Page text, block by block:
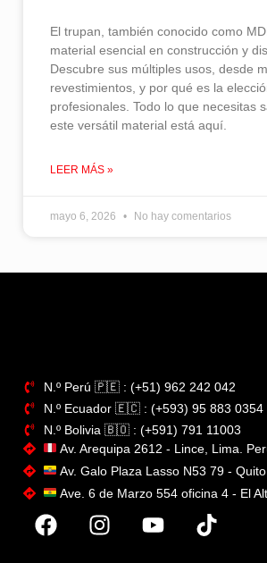
El trupan, también conocido como
material esencial en construcción y
Descubre sus múltiples usos, desde
revestimientos, y por qué es la
profesionales. Todo lo que necesitas
este versátil material está aquí.
LEER MÁS »
mayo 6, 2026 No hay comentarios
N.º Perú​ 🇵🇪 : (+51) 962 242 042
N.º Ecuador 🇪🇨 : (+593) 95 883 0354
N.º Bolivia 🇧🇴​ : (+591) 791 11003
Av. Arequipa 2612 - Lince, Lima.
Av. Galo Plaza Lasso N53 79 - Quito
Ave. 6 de Marzo 554 oficina 4 - El